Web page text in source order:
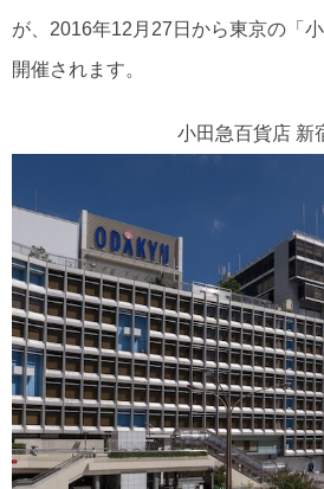
が、2016年12月27日から東京の「
開催されます。
小田急百貨店 新